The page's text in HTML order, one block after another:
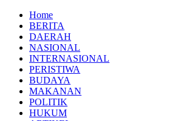
Home
BERITA
DAERAH
NASIONAL
INTERNASIONAL
PERISTIWA
BUDAYA
MAKANAN
POLITIK
HUKUM